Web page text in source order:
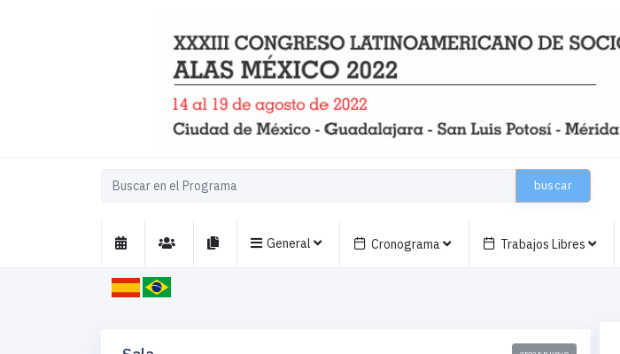
buscar
General Cronograma Trabajos Libres